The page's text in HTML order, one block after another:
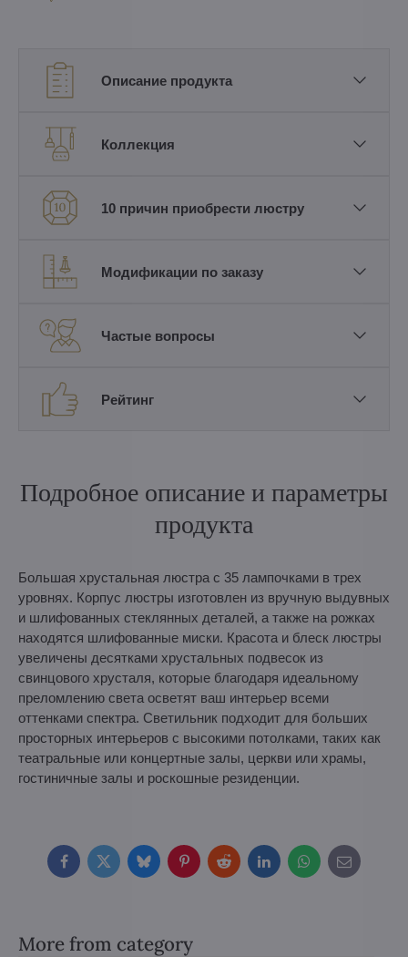
Описание продукта
Коллекция
10 причин приобрести люстру
Модификации по заказу
Частые вопросы
Рейтинг
Подробное описание и параметры
продукта
Большая хрустальная люстра с 35 лампочками в трех
уровнях. Корпус люстры изготовлен из вручную выдувных
и шлифованных стеклянных деталей, а также на рожках
находятся шлифованные миски. Красота и блеск люстры
увеличены десятками хрустальных подвесок из
свинцового хрусталя, которые благодаря идеальному
преломлению света осветят ваш интерьер всеми
оттенками спектра. Светильник подходит для больших
просторных интерьеров с высокими потолками, таких как
театральные или концертные залы, церкви или храмы,
гостиничные залы и роскошные резиденции.
FacebookTwitterBlueskyPinterestRedditLinkedInWhatsApp
E-
mail
More from category